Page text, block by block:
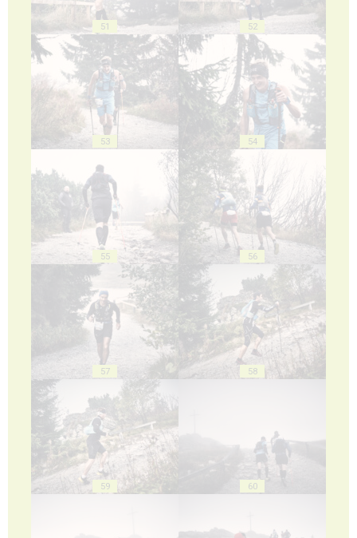
51 52
53 54
55 56
57 58
59 60